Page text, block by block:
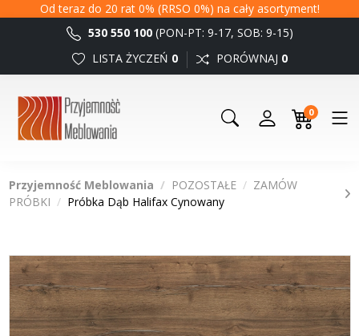
Od teraz do 20 rat 0% (RRSO 0%) na cały asortyment!
530 550 100 (PON-PT: 9-17, SOB: 9-15)
LISTA ŻYCZEŃ 0 PORÓWNAJ 0
0
Przyjemność Meblowania POZOSTAŁE
ZAMÓW
PRÓBKI
Próbka Dąb Halifax Cynowany